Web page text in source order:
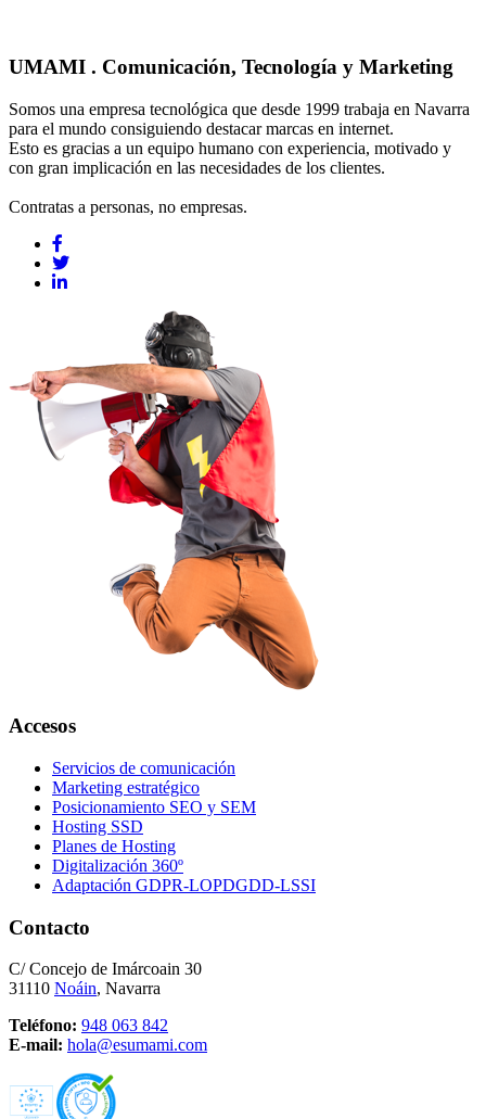
UMAMI . Comunicación, Tecnología y Marketing
Somos una empresa tecnológica que desde 1999 trabaja en Navarra
para el mundo consiguiendo destacar marcas en internet.
Esto es gracias a un equipo humano con experiencia, motivado y
con gran implicación en las necesidades de los clientes.
Contratas a personas, no empresas.
Accesos
Servicios de comunicación
Marketing estratégico
Posicionamiento SEO y SEM
Hosting SSD
Planes de Hosting
Digitalización 360º
Adaptación GDPR-LOPDGDD-LSSI
Contacto
C/ Concejo de Imárcoain 30
31110 Noáin, Navarra
Teléfono: 948 063 842
E-mail: hola@esumami.com